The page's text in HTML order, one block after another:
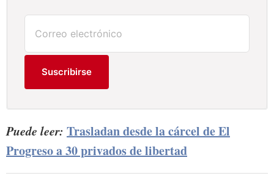
Suscribirse
Puede leer: Trasladan desde la cárcel de El
Progreso a 30 privados de libertad